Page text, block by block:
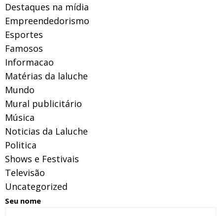
Destaques na mídia
Empreendedorismo
Esportes
Famosos
Informacao
Matérias da laluche
Mundo
Mural publicitário
Música
Noticias da Laluche
Politica
Shows e Festivais
Televisão
Uncategorized
Seu nome